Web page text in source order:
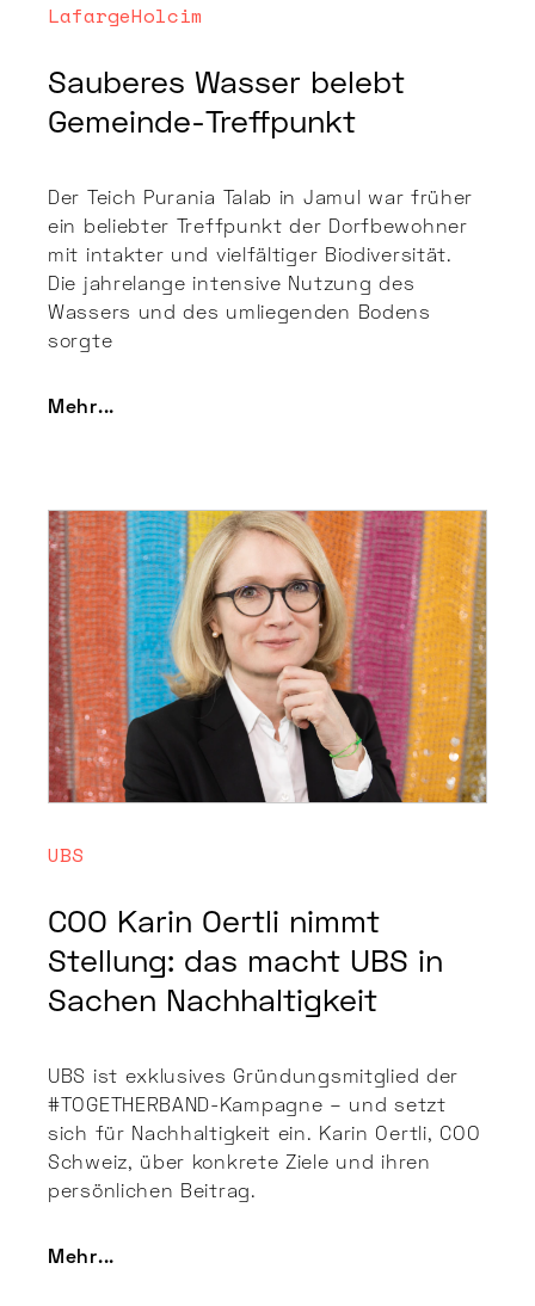
LafargeHolcim
Sauberes Wasser belebt
Gemeinde-Treffpunkt
Der Teich Purania Talab in Jamul war früher
ein beliebter Treffpunkt der Dorfbewohner
mit intakter und vielfältiger Biodiversität.
Die jahrelange intensive Nutzung des
Wassers und des umliegenden Bodens
sorgte
Mehr...
UBS
COO Karin Oertli nimmt
Stellung: das macht UBS in
Sachen Nachhaltigkeit
UBS ist exklusives Gründungsmitglied der
#TOGETHERBAND-Kampagne – und setzt
sich für Nachhaltigkeit ein. Karin Oertli, COO
Schweiz, über konkrete Ziele und ihren
persönlichen Beitrag.
Mehr...